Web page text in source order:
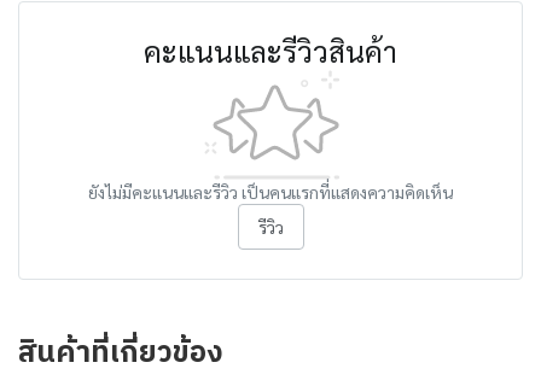
คะแนนและรีวิวสินค้า
ยังไม่มีคะแนนและรีวิว เป็นคนแรกที่แสดงความคิดเห็น
รีวิว
สินค้าที่เกี่ยวข้อง